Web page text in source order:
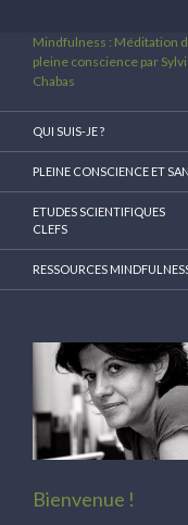
Mindfulness : Méditation
pleine conscience par
Chabas
QUI SUIS-JE ?
PLEINE CONSCIENCE ET
ETUDES SCIENTIFIQUES
CLEFS
RESSOURCES
Bienvenue !